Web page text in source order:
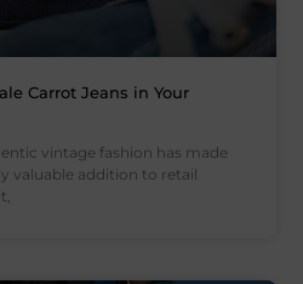
Carrot Jeans in Your
vintage fashion has made
valuable addition to retail